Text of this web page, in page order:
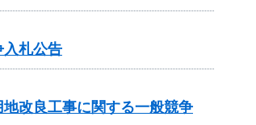
札公告
改良工事に関する一般競争